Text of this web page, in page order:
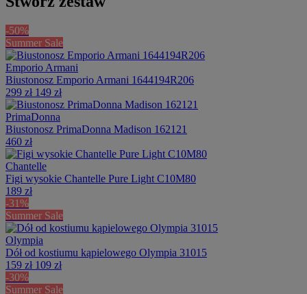
-50%
Summer Sale
Emporio Armani
Biustonosz Emporio Armani 1644194R206
299 zł 149 zł
PrimaDonna
Biustonosz PrimaDonna Madison 162121
460 zł
Chantelle
Figi wysokie Chantelle Pure Light C10M80
189 zł
-31%
Summer Sale
Olympia
Dół od kostiumu kąpielowego Olympia 31015
159 zł 109 zł
-30%
Summer Sale